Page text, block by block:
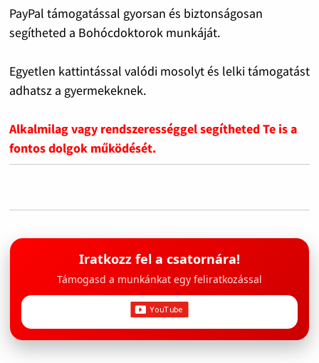
PayPal támogatással gyorsan és biztonságosan
segítheted a Bohócdoktorok munkáját.
Egyetlen kattintással valódi mosolyt és lelki támogatást
adhatsz a gyermekeknek.
Alkalmilag vagy rendszerességgel segítheted Te is a
fontos dolgok működését.
Iratkozz fel a csatornára!
Támogasd a munkánkat egy feliratkozással